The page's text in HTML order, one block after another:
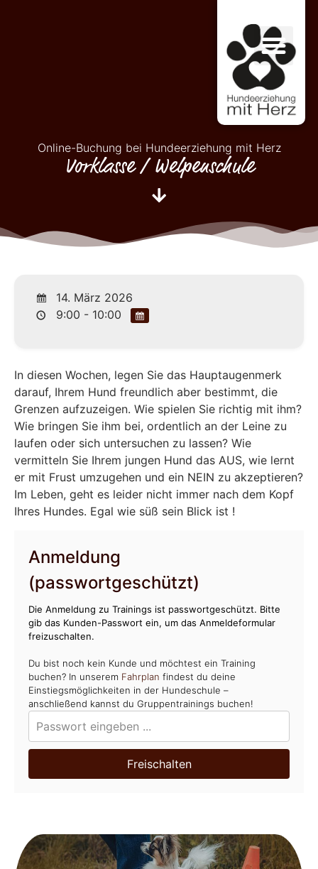
Online-Buchung bei Hundeerziehung mit Herz
Vorklasse / Welpenschule
14. März 2026
9:00 - 10:00
In diesen Wochen, legen Sie das Hauptaugenmerk
darauf, Ihrem Hund freundlich aber bestimmt, die
Grenzen aufzuzeigen. Wie spielen Sie richtig mit ihm?
Wie bringen Sie ihm bei, ordentlich an der Leine zu
laufen oder sich untersuchen zu lassen? Wie
vermitteln Sie Ihrem jungen Hund das AUS, wie lernt
er mit Frust umzugehen und ein NEIN zu akzeptieren?
Im Leben, geht es leider nicht immer nach dem Kopf
Ihres Hundes. Egal wie süß sein Blick ist !
Anmeldung
(passwortgeschützt)
Die Anmeldung zu Trainings ist passwortgeschützt. Bitte
gib das Kunden-Passwort ein, um das Anmeldeformular
freizuschalten.
Du bist noch kein Kunde und möchtest ein Training
buchen? In unserem Fahrplan findest du deine
Einstiegsmöglichkeiten in der Hundeschule –
anschließend kannst du Gruppentrainings buchen!
Freischalten